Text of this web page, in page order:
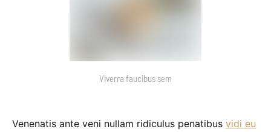
Viverra faucibus sem
Venenatis ante veni nullam ridiculus penatibus vidi eu